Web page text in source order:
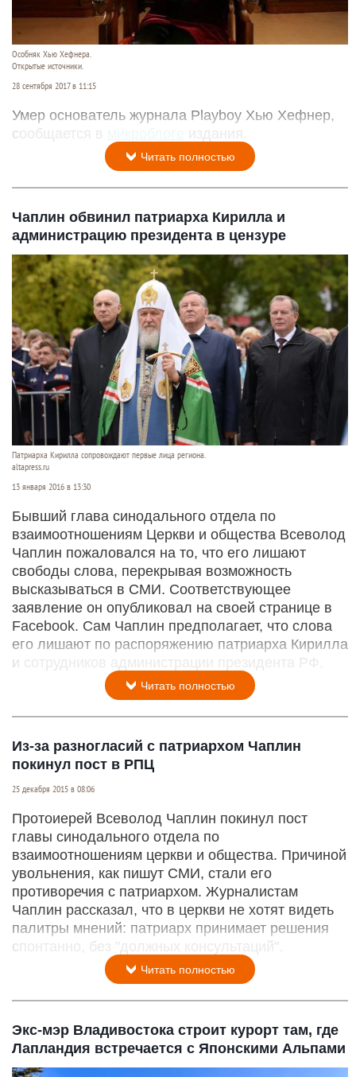
Особняк Хью Хефнера.
Открытые источники.
28 сентября 2017 в 11:15
Умер основатель журнала Playboy Хью Хефнер,
сообщается в
микроблоге издания.
Читать полностью
Чаплин обвинил патриарха Кирилла и
администрацию президента в цензуре
Патриарха Кирилла сопровождают первые лица региона.
altapress.ru
13 января 2016 в 13:30
Бывший глава синодального отдела по
взаимоотношениям Церкви и общества Всеволод
Чаплин пожаловался на то, что его лишают
свободы слова, перекрывая возможность
высказываться в СМИ. Соответствующее
заявление он опубликовал на своей странице в
Facebook. Сам Чаплин предполагает, что слова
его лишают по распоряжению патриарха Кирилла
и сотрудников администрации президента РФ.
Читать полностью
Из-за разногласий с патриархом Чаплин
покинул пост в РПЦ
25 декабря 2015 в 08:06
Протоиерей Всеволод Чаплин покинул пост
главы синодального отдела по
взаимоотношениям церкви и общества. Причиной
увольнения, как пишут СМИ, стали его
противоречия с патриархом. Журналистам
Чаплин рассказал, что в церкви не хотят видеть
палитры мнений: патриарх принимает решения
спонтанно, без "должных консультаций".
Читать полностью
Экс-мэр Владивостока строит курорт там, где
Лапландия встречается с Японскими Альпами